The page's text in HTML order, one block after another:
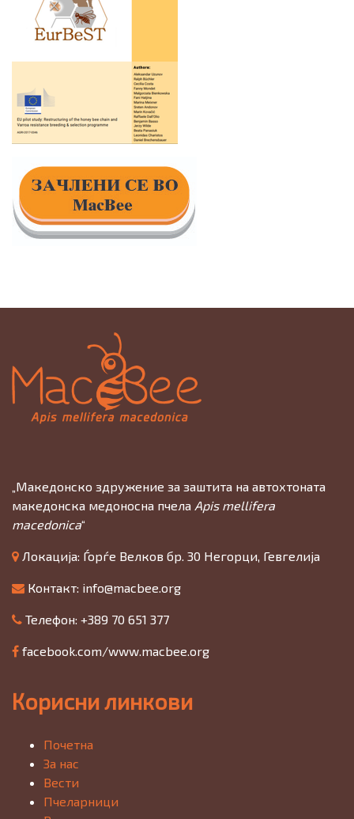
„Македонско здружение за заштита на автохтоната
македонска медоносна пчела Apis mellifera
macedonica“
Локација: Ѓорѓе Велков бр. 30 Негорци, Гевгелија
Контакт: info@macbee.org
Телефон: +389 70 651 377
facebook.com/www.macbee.org
Корисни линкови
Почетна
За нас
Вести
Пчеларници